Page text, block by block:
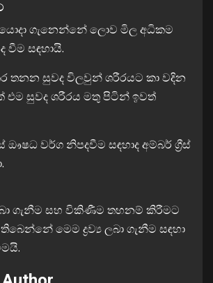
යොදා ගැනෙන්නේ ලොව මිල අධිකම
වීම සඳහායි.
තනන සුවද විලවුන් ශරීරයට කා වදින
සුවද ශරීරය මතු පිටින් ඉවත්
වර්ග නිපදවීම සඳහාද අම්බර් ග්‍රීස්
ගැනීම සහ විකිණීම තහනම් කිරීමට
මෙම ද්‍රව්‍ය ලබා ගැනීම සඳහා